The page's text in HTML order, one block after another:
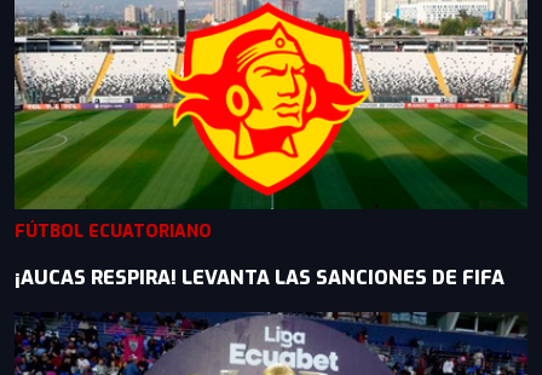
FÚTBOL ECUATORIANO
¡AUCAS RESPIRA! LEVANTA LAS SANCIONES DE FIFA